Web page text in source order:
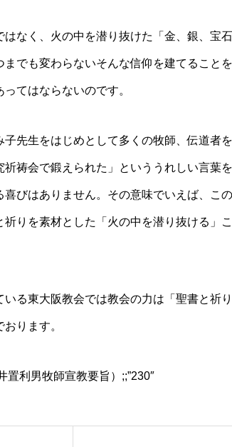
なく、火の中を潜り抜けた「金、銀、宝
でも変わらないそんな信仰を建てること
てはならないのです。
先生をはじめとして多くの牧師、伝道者
祷会で鍛えられた」といううれしい言葉
びはありません。その意味でいえば、こ
りを素材とした「火の中を潜り抜ける」
る東大阪教会では教会の力は「聖書と祈
ります。
利男牧師宣教要旨）;;”230″